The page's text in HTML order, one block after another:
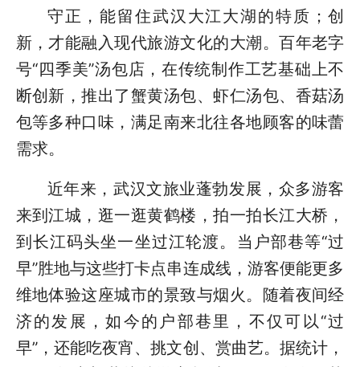
守正，能留住武汉大江大湖的特质；创
新，才能融入现代旅游文化的大潮。百年老字
号“四季美”汤包店，在传统制作工艺基础上不
断创新，推出了蟹黄汤包、虾仁汤包、香菇汤
包等多种口味，满足南来北往各地顾客的味蕾
需求。
近年来，武汉文旅业蓬勃发展，众多游客
来到江城，逛一逛黄鹤楼，拍一拍长江大桥，
到长江码头坐一坐过江轮渡。当户部巷等“过
早”胜地与这些打卡点串连成线，游客便能更多
维地体验这座城市的景致与烟火。随着夜间经
济的发展，如今的户部巷里，不仅可以“过
早”，还能吃夜宵、挑文创、赏曲艺。据统计，